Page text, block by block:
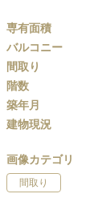
専有面積
バルコニー
間取り
階数
築年月
建物現況
画像カテゴリ
間取り